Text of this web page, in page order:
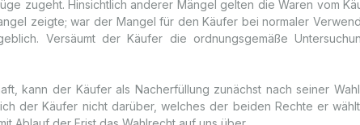
zugeht. Hinsichtlich anderer Mängel gelten die Waren vom
zeigte; war der Mangel für den Käufer bei normaler
Versäumt der Käufer die ordnungsgemäße
kann der Käufer als Nacherfüllung zunächst nach seiner
der Käufer nicht darüber, welches der beiden Rechte er